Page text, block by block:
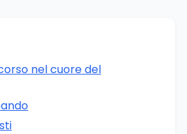
nel cuore del